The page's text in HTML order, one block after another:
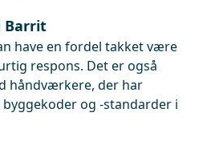
Barrit
have en fordel takket være
respons. Det er også
håndværkere, der har
og -standarder i